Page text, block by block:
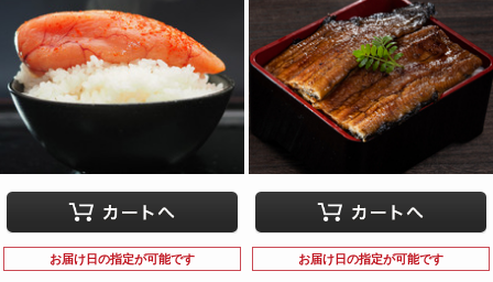
お届け日の指定が可能です お届け日の指定が可能です